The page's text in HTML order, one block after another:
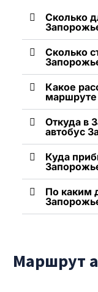
Сколько
Сколько
Какое
Откуда в
автобус
Куда
По каким
Маршрут